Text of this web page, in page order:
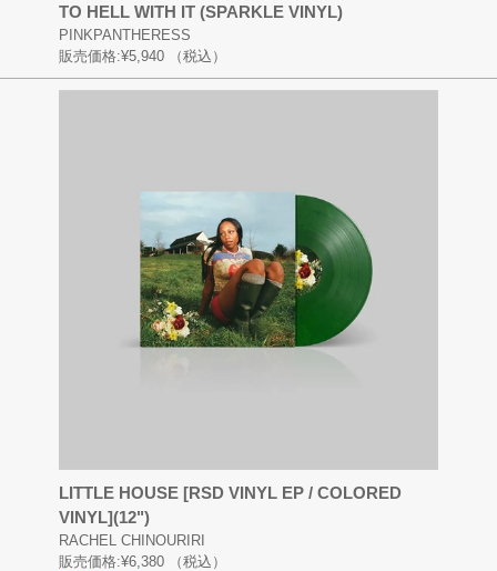
TO HELL WITH IT (SPARKLE VINYL)
PINKPANTHERESS
販売価格:¥5,940 （税込）
LITTLE HOUSE [RSD VINYL EP / COLORED
VINYL](12")
RACHEL CHINOURIRI
販売価格:¥6,380
（税込）